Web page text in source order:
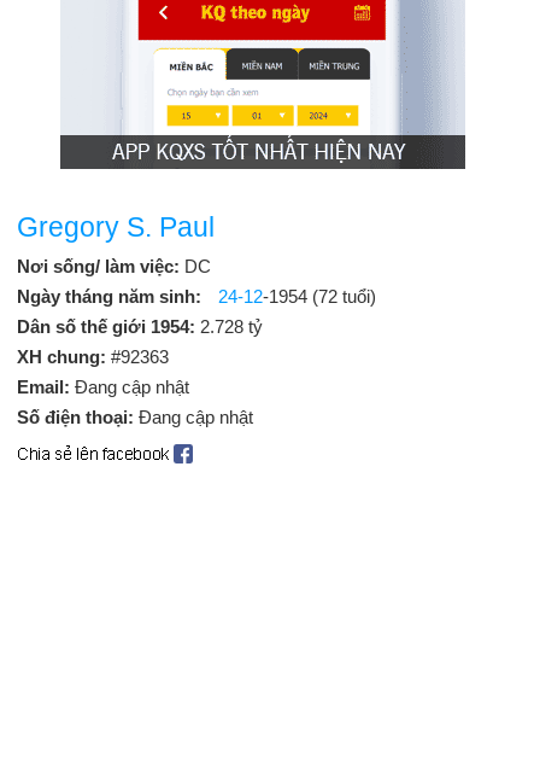
Gregory S. Paul
Nơi sống/ làm việc: DC
Ngày tháng năm sinh:
24-12-1954 (72 tuổi)
Dân số thế giới 1954: 2.728 tỷ
XH chung: #92363
Email: Đang cập nhật
Số điện thoại: Đang cập nhật